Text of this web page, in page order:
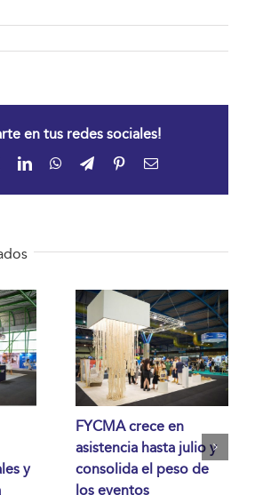
en tus redes sociales!
LinkedInWhatsApp
TelegramPinterestCorreo
y
FYCMA crece en
asistencia hasta julio y
consolida el peso de
los eventos